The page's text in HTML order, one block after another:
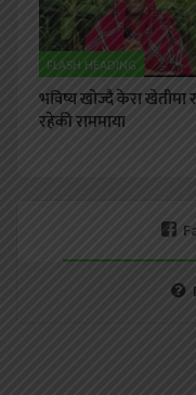
FLASH HEADING
भविष्य खोज्दै केरा खेतीमा
रहेकी राममाया